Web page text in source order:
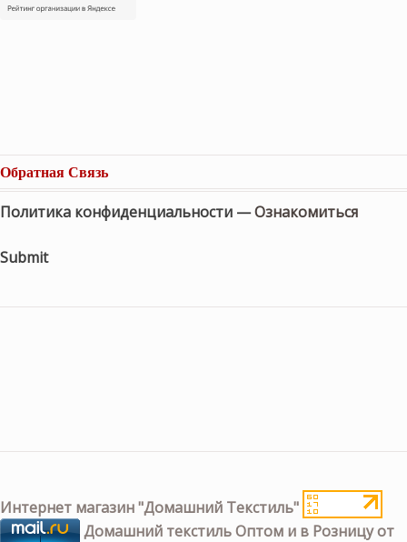
Обратная Связь
Политика конфиденциальности —Ознакомиться
Submit
Интернет магазин "Домашний Текстиль"
Домашний текстиль Оптом и в Розницу от